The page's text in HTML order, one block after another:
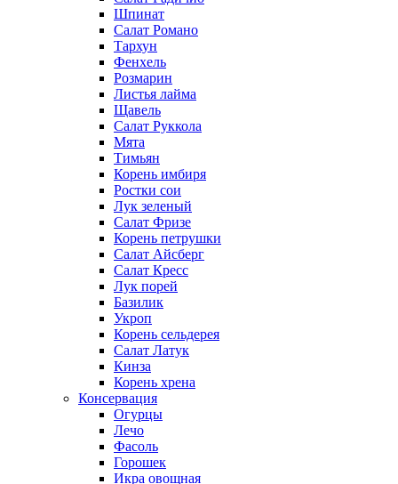
Шпинат
Салат Романо
Тархун
Фенхель
Розмарин
Листья лайма
Щавель
Салат Руккола
Мята
Тимьян
Корень имбиря
Ростки сои
Лук зеленый
Салат Фризе
Корень петрушки
Салат Айсберг
Салат Кресс
Лук порей
Базилик
Укроп
Корень сельдерея
Салат Латук
Кинза
Корень хрена
Консервация
Огурцы
Лечо
Фасоль
Горошек
Икра овощная